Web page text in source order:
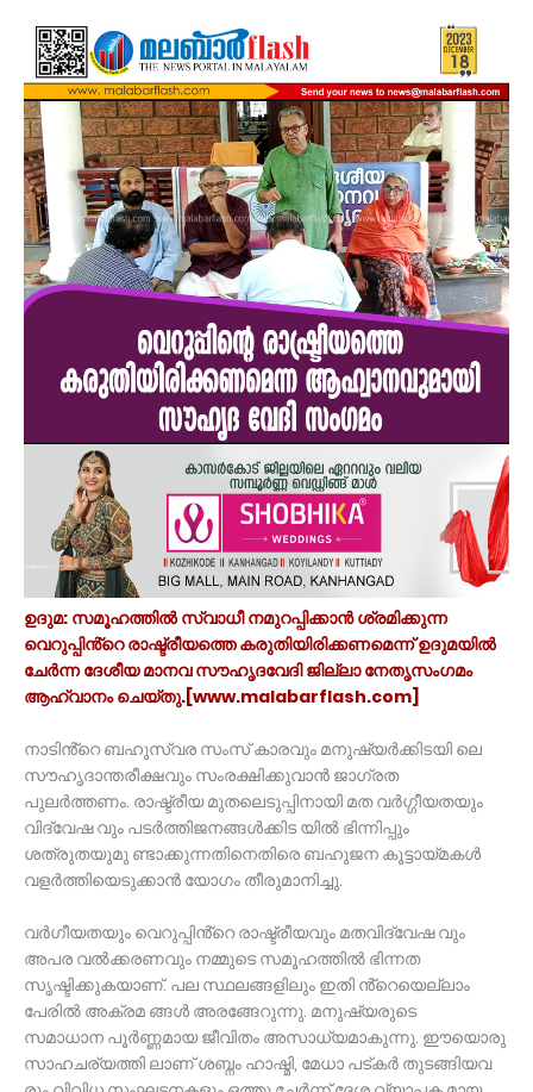
ഉദുമ: സമൂഹത്തിൽ സ്വാധീ നമുറപ്പിക്കാൻ ശ്രമിക്കുന്ന
വെറുപ്പിൻ്റെ രാഷ്ട്രീയത്തെ കരുതിയിരിക്കണമെന്ന് ഉദുമയിൽ
ചേർന്ന ദേശീയ മാനവ സൗഹൃദവേദി ജില്ലാ നേതൃസംഗമം
ആഹ്വാനം ചെയ്തു.[www.malabarflash.com]
നാടിൻ്റെ ബഹുസ്വര സംസ് കാരവും മനുഷ്യർക്കിടയി ലെ
സൗഹൃദാന്തരീക്ഷവും സംരക്ഷിക്കുവാൻ ജാഗ്രത
പുലർത്തണം. രാഷ്ട്രീയ മുതലെടുപ്പിനായി മത വർഗ്ഗീയതയും
വിദ്വേഷ വും പടർത്തിജനങ്ങൾക്കിട യിൽ ഭിന്നിപ്പും
ശത്രുതയുമു ണ്ടാക്കുന്നതിനെതിരെ ബഹുജന കൂട്ടായ്മകൾ
വളർത്തിയെടുക്കാൻ യോഗം തീരുമാനിച്ചു.
വർഗീയതയും വെറുപ്പിൻ്റെ രാഷ്ട്രീയവും മതവിദ്വേഷ വും
അപര വൽക്കരണവും നമ്മുടെ സമൂഹത്തിൽ ഭിന്നത
സൃഷ്ടിക്കുകയാണ്. പല സ്ഥലങ്ങളിലും ഇതി ൻ്റെയെല്ലാം
പേരിൽ അക്രമ ങ്ങൾ അരങ്ങേറുന്നു. മനുഷ്യരുടെ
സമാധാന പൂർണ്ണമായ ജീവിതം അസാധ്യമാകുന്നു. ഈയൊരു
സാഹചര്യത്തി ലാണ് ശബ്നം ഹാഷ്മി, മേധാ പട്കർ തുടങ്ങിയവ